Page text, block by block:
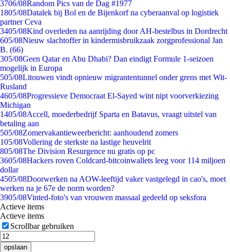
3706/08Random Pics van de Dag #1977
1805/08Datalek bij Bol en de Bijenkorf na cyberaanval op logistiek
partner Ceva
3405/08Kind overleden na aanrijding door AH-bestelbus in Dordrecht
605/08Nieuw slachtoffer in kindermisbruikzaak zorgprofessional Jan
B. (66)
305/08Geen Qatar en Abu Dhabi? Dan eindigt Formule 1-seizoen
mogelijk in Europa
505/08Litouwen vindt opnieuw migrantentunnel onder grens met Wit-
Rusland
4605/08Progressieve Democraat El-Sayed wint nipt voorverkiezing
Michigan
1405/08Accell, moederbedrijf Sparta en Batavus, vraagt uitstel van
betaling aan
505/08Zomervakantieweerbericht: aanhoudend zomers
105/08Vollering de sterkste na lastige heuvelrit
805/08The Division Resurgence nu gratis op pc
3605/08Hackers roven Coldcard-bitcoinwallets leeg voor 114 miljoen
dollar
4505/08Doorwerken na AOW-leeftijd vaker vastgelegd in cao's, moet
werken na je 67e de norm worden?
3905/08Vinted-foto's van vrouwen massaal gedeeld op seksfora
Actieve items
Actieve items
Scrollbar gebruiken
opslaan